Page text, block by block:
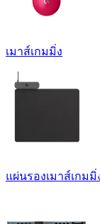
เมาส์เกมมิ่ง
แผ่นรองเมาส์เกมมิ่